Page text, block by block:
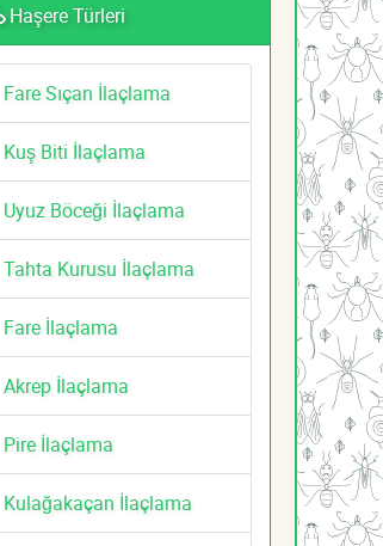
Haşere Türleri
Fare Sıçan İlaçlama
Kuş Biti İlaçlama
Uyuz Böceği İlaçlama
Tahta Kurusu İlaçlama
Fare İlaçlama
Akrep İlaçlama
Pire İlaçlama
Kulağakaçan İlaçlama